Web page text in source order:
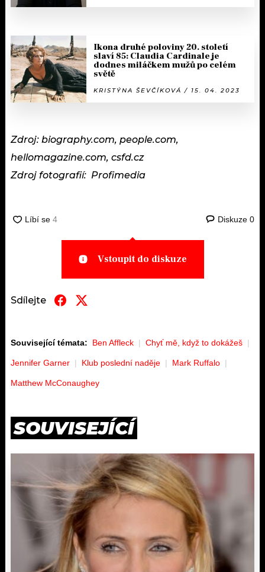
Ikona druhé poloviny 20. století
slaví 85: Claudia Cardinale je
dodnes miláčkem mužů po celém
světě
KRISTÝNA ŠEVČÍKOVÁ / 15. 04. 2023
Zdroj: biography.com, people.com,
hellomagazine.com, csfd.cz
Zdroj fotografií: Profimedia
Diskuze 0
Vstoupit do diskuze
Sdílejte
Související témata: Ben Affleck Chyť mě, když to dokážeš
Jennifer Garner Klub poslední naděje Mark Ruffalo
Matthew McConaughey
SOUVISEJÍCÍ